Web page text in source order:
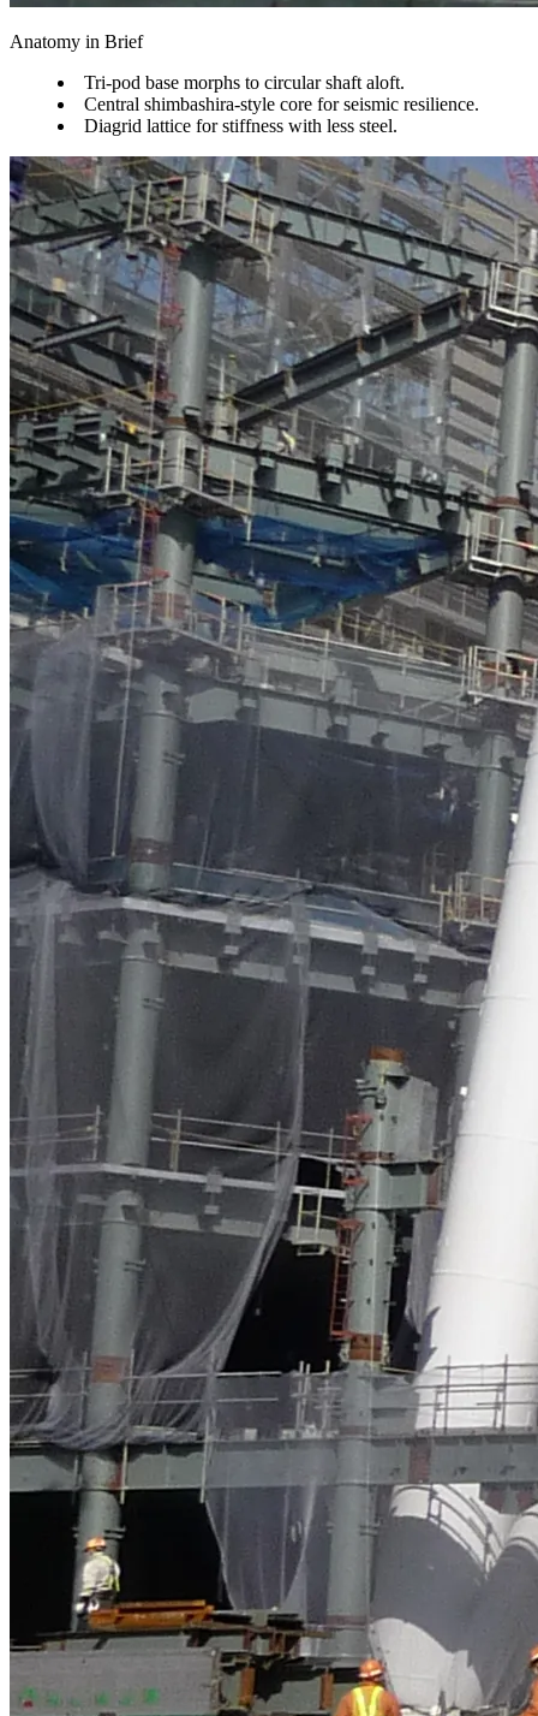
Anatomy in Brief
Tri-pod base morphs to circular shaft aloft.
Central shimbashira-style core for seismic resilience.
Diagrid lattice for stiffness with less steel.